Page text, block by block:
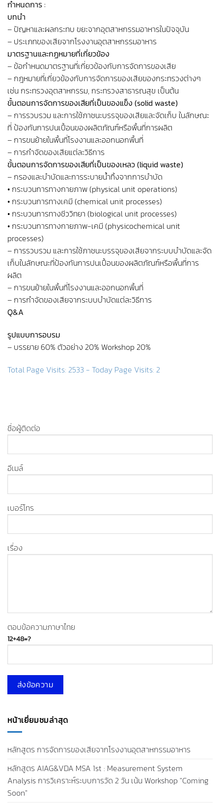
กำหนดการ :
บทนำ
– ปัญหาและผลกระทบ ขยะจากอุตสาหกรรมอาหารในปัจจุบัน
– ประเภทของเสียจากโรงงานอุตสาหกรรมอาหาร
มาตรฐานและกฏหมายที่เกี่ยวข้อง
– ข้อกำหนดมาตรฐานที่เกี่ยวข้องกับการจัดการของเสีย
– กฎหมายที่เกี่ยวข้องกับการจัดการของเสียของกระทรวงต่างๆ
เช่น กระทรวงอุตสาหกรรม, กระทรวงสาธารณสุข เป็นต้น
ขั้นตอนการจัดการของเสียที่เป็นของแข็ง (solid waste)
– การรวบรวม และการใช้ภาชนะบรรจุของเสียและจัดเก็บ ในลักษณะ
ที่ ป้องกันการปนเปื้อนของผลิตภัณฑ์หรือพื้นที่การผลิต
– การขนย้ายในพื้นที่โรงงานและออกนอกพื้นที่
– การกำจัดของเสียแต่ละวิธีการ
ขั้นตอนการจัดการของเสียที่เป็นของเหลว (liquid waste)
– กรองและบำบัดและการระบายน้ำทิ้งจากการบำบัด
• กระบวนการทางกายภาพ (physical unit operations)
• กระบวนการทางเคมี (chemical unit processes)
• กระบวนการทางชีววิทยา (biological unit processes)
• กระบวนการทางกายภาพ-เคมี (physicochemical unit
processes)
– การรวบรวม และการใช้ภาชนะบรรจุของเสียจากระบบบำบัดและจัด
เก็บในลักษณะที่ป้องกันการปนเปื้อนของผลิตภัณฑ์หรือพื้นที่การ
ผลิต
– การขนย้ายในพื้นที่โรงงานและออกนอกพื้นที่
– การกำจัดของเสียจากระบบบำบัดแต่ละวิธีการ
Q&A
รูปแบบการอบรม
– บรรยาย 60% ตัวอย่าง 20% Workshop 20%
Total Page Visits: 2533 - Today Page Visits: 2
ชื่อผู้ติดต่อ
อีเมล์
เบอร์โทร
เรื่อง
ตอบข้อความภาษาไทย
12+48=?
หน้าเยี่ยมชมล่าสุด
หลักสูตร การจัดการของเสียจากโรงงานอุตสาหกรรมอาหาร
หลักสูตร AIAG&VDA MSA 1st : Measurement System
Analysis การวิเคราะห์ระบบการวัด 2 วัน เน้น Workshop "Coming
Soon"